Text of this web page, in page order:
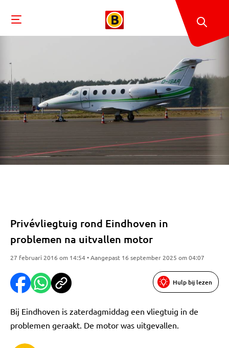
Privévliegtuig rond Eindhoven in
problemen na uitvallen motor
27 februari 2016 om 14:54 • Aangepast 16 september 2025 om 04:07
Hulp bij lezen
Bij Eindhoven is zaterdagmiddag een vliegtuig in de
problemen geraakt. De motor was uitgevallen.